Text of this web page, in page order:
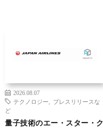
2026.08.07
テクノロジー
プレスリリースな
ど
量子技術のエー・スター・ク